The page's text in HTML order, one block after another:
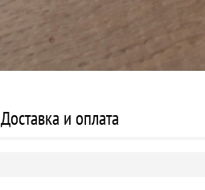
Доставка и оплата